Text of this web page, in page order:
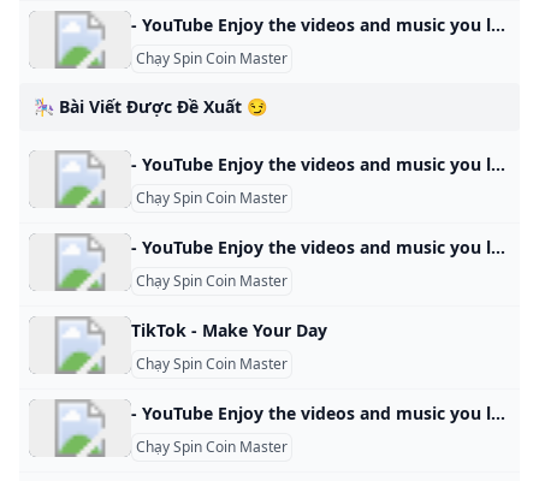
- YouTube Enjoy the videos and music you love, upload original content, and share it all with friends, family, and the world on YouTube.
Chạy Spin Coin Master
🎠 Bài Viết Được Đề Xuất 😏
- YouTube Enjoy the videos and music you love, upload original content, and share it all with friends, family, and the world on YouTube.
Chạy Spin Coin Master
- YouTube Enjoy the videos and music you love, upload original content, and share it all with friends, family, and the world on YouTube.
Chạy Spin Coin Master
TikTok - Make Your Day
Chạy Spin Coin Master
- YouTube Enjoy the videos and music you love, upload original content, and share it all with friends, family, and the world on YouTube.
Chạy Spin Coin Master